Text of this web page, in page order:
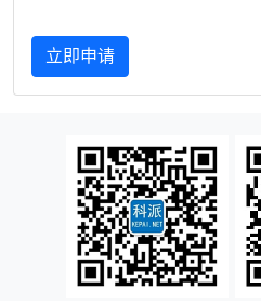
立即申请